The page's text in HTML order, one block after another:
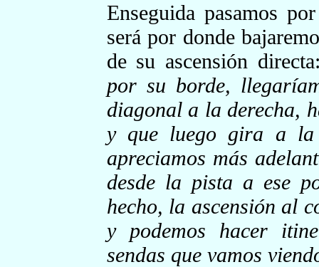
Enseguida pasamos
será por donde
de su ascensión
por su borde,
diagonal a la derecha,
y que luego gira a la
apreciamos más
desde la pista a ese
hecho, la ascensión al
y podemos hacer
sendas que vamos